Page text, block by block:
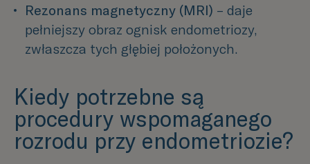
Rezonans magnetyczny (MRI) – daje
pełniejszy obraz ognisk endometriozy,
zwłaszcza tych głębiej położonych.
Kiedy potrzebne są
procedury wspomaganego
rozrodu przy endometriozie?